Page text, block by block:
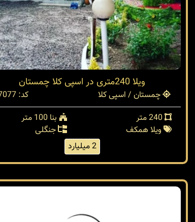
ویلا 240متری در اسپی کلا چمستان
چمستان / اسپی کلا
کد: 37077
بنا 100 متر
ویلا همکف
جنگلی
2 میلیارد